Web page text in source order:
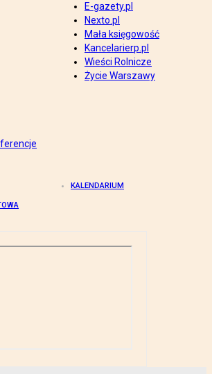
E-gazety.pl
Nexto.pl
Mała księgowość
Kancelarierp.pl
Wieści Rolnicze
Życie Warszawy
KALENDARIUM